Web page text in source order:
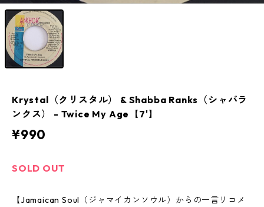
Krystal（クリスタル） & Shabba Ranks（シャバラ
ンクス） - Twice My Age【7'】
¥990
SOLD OUT
【Jamaican Soul（ジャマイカンソウル）からの一言リコメ